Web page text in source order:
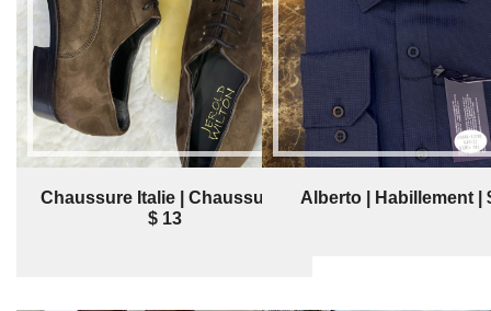
Chaussure Italie | Chaussure |
$ 13
Alberto | Habillement |